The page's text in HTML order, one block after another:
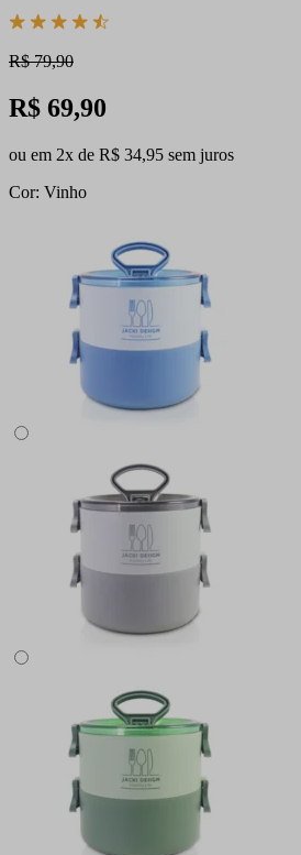
R$ 79,90
R$ 69,90
ou em 2x de R$ 34,95 sem juros
Cor: Vinho